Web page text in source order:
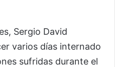
Sergio David
varios días internado
sufridas durante el